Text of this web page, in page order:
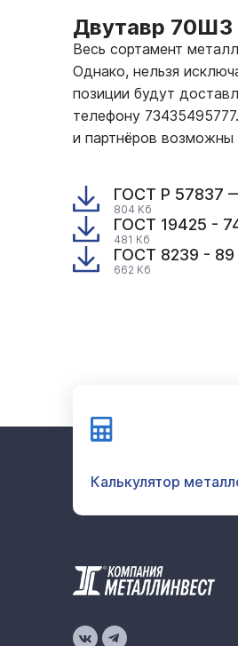
Двутавр 70Ш3
Весь сортамент
Однако, нельзя
позиции будут
телефону
и партнёров
ГОСТ Р 57837
804 Кб
ГОСТ 19425 -
481 Кб
ГОСТ 8239 - 89
662 Кб
Калькулятор